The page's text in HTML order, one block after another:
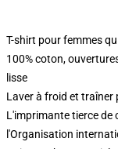
T-shirt pour femmes
100% coton,
lisse
Laver à froid et traîner
L'imprimante tierce de
l'Organisation